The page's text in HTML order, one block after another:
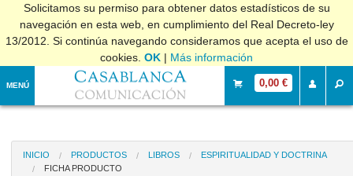
Solicitamos su permiso para obtener datos estadísticos de su
navegación en esta web, en cumplimiento del Real Decreto-ley
13/2012. Si continúa navegando consideramos que acepta el uso de
cookies. OK | Más información
MENÚ 0,00 €
INICIO PRODUCTOS LIBROS
ESPIRITUALIDAD Y DOCTRINA
FICHA PRODUCTO